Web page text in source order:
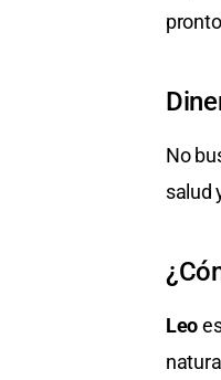
No
salud
Leo